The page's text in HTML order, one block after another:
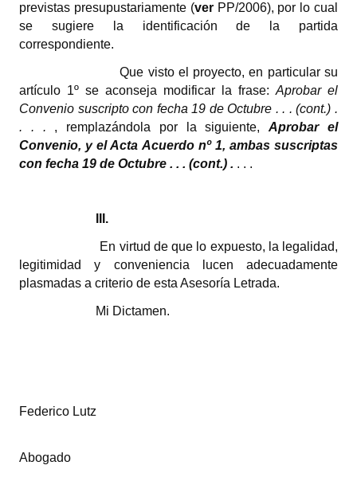
Audiencias Públicas - Registro
Mujeres que Dejaron Huellas - Registro
Periodistas Decanos - Registro
Ciudadano Ilustre - Registro
Banca del Vecino - Registro
Reconocimientos - Registro
Bariloche, Municipio intercultural
Entrega de distinciones
previstas presupustariamente (ver PP/2006), por lo cual
se sugiere la identificación de la partida
correspondiente.
Que visto el proyecto, en particular su
artículo 1º se aconseja modificar la frase:  Aprobar el
Convenio suscripto con fecha 19 de Octubre . . . (cont.) .
. . . , remplazándola por la siguiente, Aprobar el
Convenio, y el Acta Acuerdo nº 1, ambas suscriptas
con fecha 19 de Octubre . . . (cont.) . . . . 
III.
En virtud de que lo expuesto, la legalidad,
legitimidad y conveniencia lucen adecuadamente
plasmadas a criterio de esta Asesoría Letrada.
Mi Dictamen.
Federico Lutz
Abogado